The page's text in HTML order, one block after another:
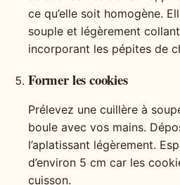
ce qu’elle soit homogène.
souple et légèrement
incorporant les pépites de
Former les cookies
Prélevez une cuillère à
boule avec vos mains.
l’aplatissant légèrement.
d’environ 5 cm car les
cuisson.